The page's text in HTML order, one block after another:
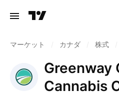
マーケット カナダ 株式
Greenway
Cannabis